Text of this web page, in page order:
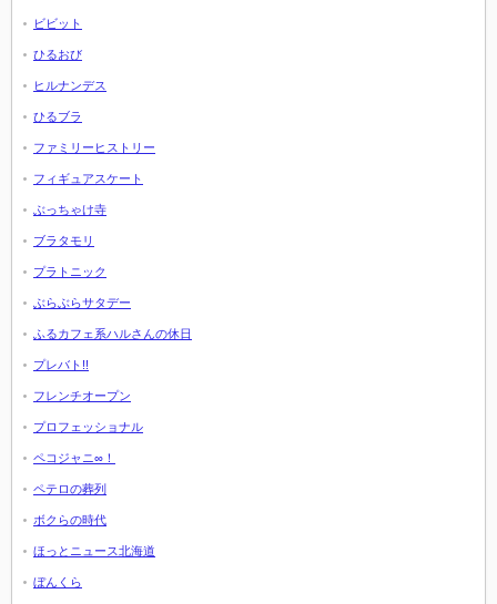
ビビット
ひるおび
ヒルナンデス
ひるブラ
ファミリーヒストリー
フィギュアスケート
ぶっちゃけ寺
ブラタモリ
プラトニック
ぶらぶらサタデー
ふるカフェ系ハルさんの休日
プレバト!!
フレンチオープン
プロフェッショナル
ペコジャニ∞！
ペテロの葬列
ボクらの時代
ほっとニュース北海道
ぼんくら